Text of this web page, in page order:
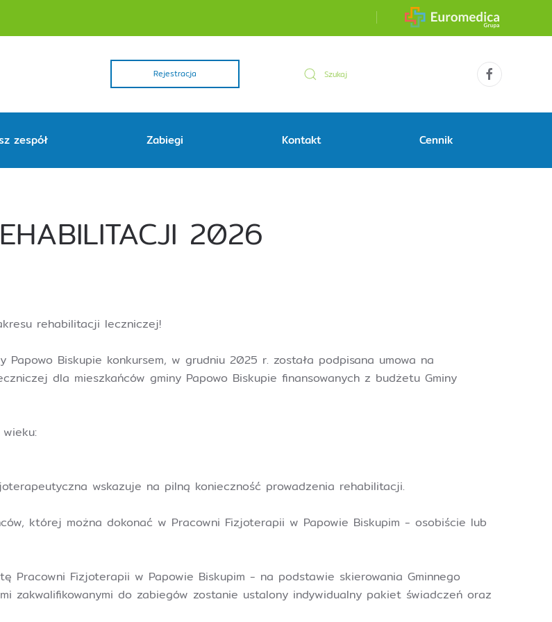
Rejestracja
zespół Zabiegi Kontakt Cennik
2026
rehabilitacji leczniczej!️
Biskupie konkursem, w grudniu 2025 r. została podpisana umowa na
dla mieszkańców gminy Papowo Biskupie finansowanych z budżetu Gminy
wskazuje na pilną konieczność prowadzenia rehabilitacji.
której można dokonać w Pracowni Fizjoterapii w Papowie Biskupim - osobiście lub
Fizjoterapii w Papowie Biskupim - na podstawie skierowania Gminnego
zakwalifikowanymi do zabiegów zostanie ustalony indywidualny pakiet świadczeń oraz